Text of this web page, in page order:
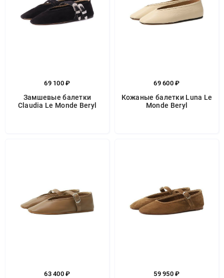
69 100 ₽
Замшевые балетки
Claudia Le Monde Beryl
69 600 ₽
Кожаные балетки Luna Le
Monde Beryl
63 400 ₽ 59 950 ₽